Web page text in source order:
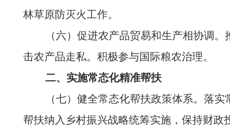
林草原防灭火工作。
（六）促进农产品贸易和生产相协调。
击农产品走私。积极参与国际粮农治理。
二、实施常态化精准帮扶
（七）健全常态化帮扶政策体系。落实
帮扶纳入乡村振兴战略统筹实施，保持财